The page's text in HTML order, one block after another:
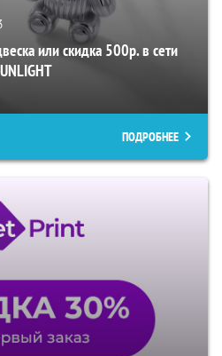
или скидка 500р. в сети
ПОДРОБНЕЕ